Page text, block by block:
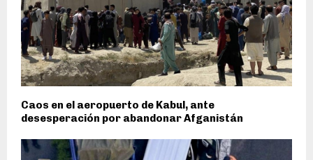
Caos en el aeropuerto de Kabul, ante
desesperación por abandonar Afganistán